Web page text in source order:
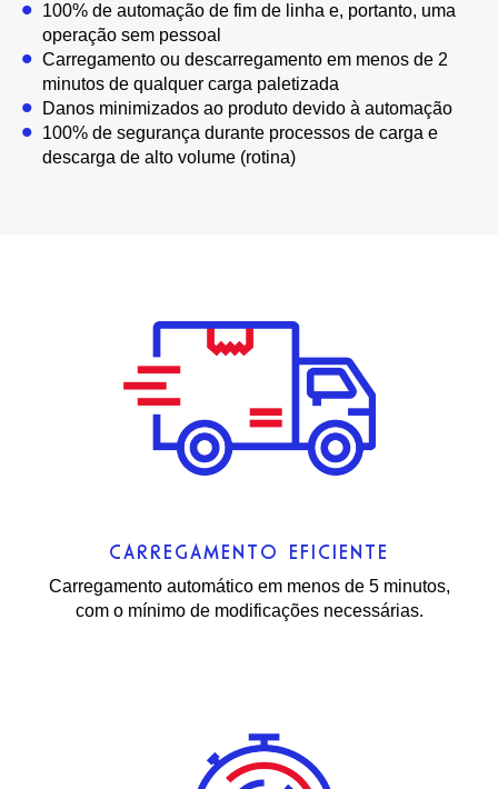
100% de automação de fim de linha e, portanto, uma
operação sem pessoal
Carregamento ou descarregamento em menos de 2
minutos de qualquer carga paletizada
Danos minimizados ao produto devido à automação
100% de segurança durante processos de carga e
descarga de alto volume (rotina)
CARREGAMENTO EFICIENTE
Carregamento automático em menos de 5 minutos,
com o mínimo de modificações necessárias.